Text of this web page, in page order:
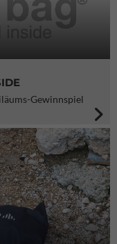
Gewinnspiel